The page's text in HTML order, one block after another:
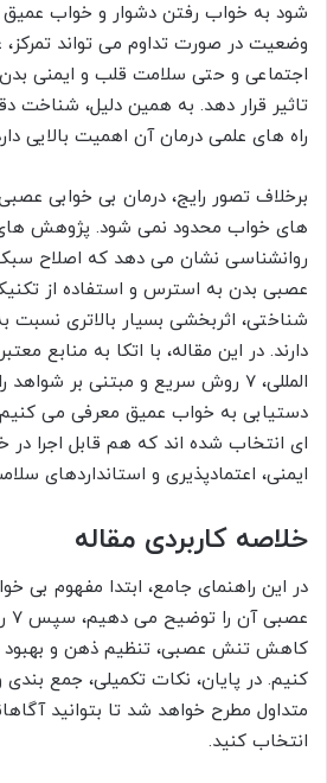
شود به خواب رفتن دشوار و خواب عمیق
وضعیت در صورت تداوم می تواند تمرکز،
اجتماعی و حتی سلامت قلب و ایمنی
تاثیر قرار دهد. به همین دلیل، شناخت
راه های علمی درمان آن اهمیت بالایی
برخلاف تصور رایج، درمان بی خوابی
های خواب محدود نمی شود. پژوهش
روانشناسی نشان می دهد که اصلاح
عصبی بدن به استرس و استفاده از
شناختی، اثربخشی بسیار بالاتری نسبت
دارند. در این مقاله، با اتکا به منابع
المللی، 7 روش سریع و مبتنی بر
دستیابی به خواب عمیق معرفی می کنیم.
ای انتخاب شده اند که هم قابل اجرا در
ایمنی، اعتمادپذیری و استانداردهای
خلاصه کاربردی مقاله
در این راهنمای جامع، ابتدا مفهوم بی
کاهش تنش عصبی، تنظیم ذهن و بهبود
کنیم. در پایان، نکات تکمیلی، جمع
متداول مطرح خواهد شد تا بتوانید
انتخاب کنید.